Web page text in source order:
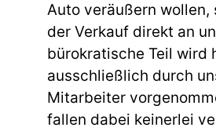
Auto veräußern wollen,
der Verkauf direkt an
bürokratische Teil wird
ausschließlich durch
Mitarbeiter
fallen dabei keinerlei